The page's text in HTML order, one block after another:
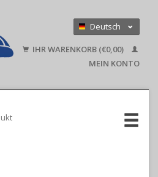
Deutsch
English
IHR WARENKORB (€0,00)
MEIN KONTO